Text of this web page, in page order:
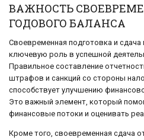
ВАЖНОСТЬ
ГОДОВОГО БАЛАНСА
Своевременная подготовка и сдача
ключевую роль в успешной
Правильное составление
штрафов и санкций со стороны
способствует улучшению
Это важный элемент, который
финансовые потоки и оценивать
Кроме того, своевременная сдача